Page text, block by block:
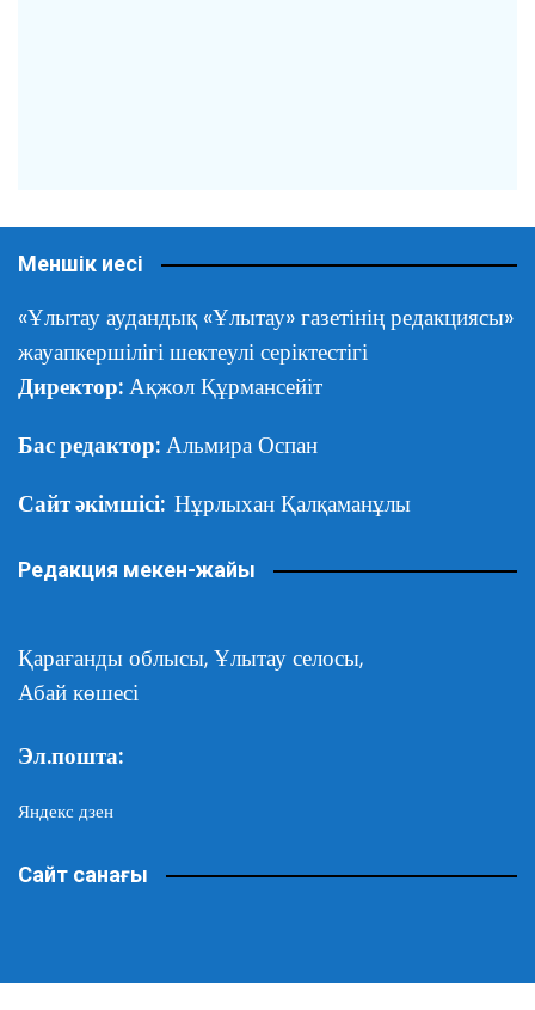
Меншік иесі
«Ұлытау аудандық «Ұлытау» газетінің редакциясы»
жауапкершілігі шектеулі серіктестігі
Директор: Ақжол Құрмансейіт
Бас редактор: Альмира Оспан
Сайт әкімшісі: Нұрлыхан Қалқаманұлы
Редакция мекен-жайы
Қарағанды облысы, Ұлытау селосы,
Абай көшесі
Эл.пошта:
Яндекс дзен
Сайт санағы